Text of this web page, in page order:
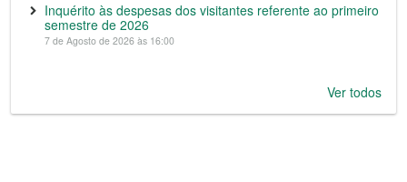
Inquérito às despesas dos visitantes referente ao primeiro
semestre de 2026
7 de Agosto de 2026 às 16:00
Ver todos